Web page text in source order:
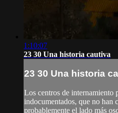
1:10:07
23 30 Una historia cautiva
23 30 Una historia
Los centros de internamiento
indocumentados, que no han
probablemente el lado más